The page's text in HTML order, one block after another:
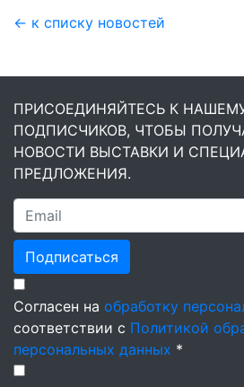
← к списку новостей
ПРИСОЕДИНЯЙТЕСЬ К
ПОДПИСЧИКОВ, ЧТОБЫ
НОВОСТИ ВЫСТАВКИ И
ПРЕДЛОЖЕНИЯ.
Подписаться
Согласен на обработку
соответствии с Политикой
персональных данных *